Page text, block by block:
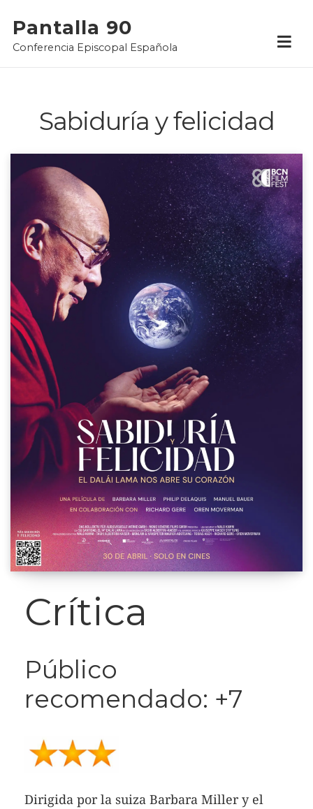
content
Pantalla 90
Conferencia Episcopal Española
Sabiduría y felicidad
Crítica
Público
recomendado: +7
Dirigida por la suiza Barbara Miller y el